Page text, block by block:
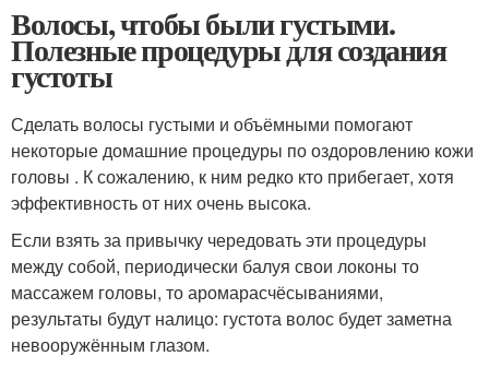
Волосы, чтобы были густыми.
Полезные процедуры для создания
густоты
Сделать волосы густыми и объёмными помогают
некоторые домашние процедуры по оздоровлению кожи
головы . К сожалению, к ним редко кто прибегает, хотя
эффективность от них очень высока.
Если взять за привычку чередовать эти процедуры
между собой, периодически балуя свои локоны то
массажем головы, то аромарасчёсываниями,
результаты будут налицо: густота волос будет заметна
невооружённым глазом.